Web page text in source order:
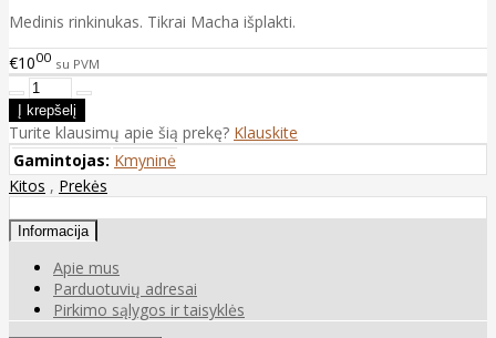
Medinis rinkinukas. Tikrai Macha išplakti.
€1000 su PVM
Turite klausimų apie šią prekę? Klauskite
Gamintojas: Kmyninė
Kitos , Prekės
Informacija
Apie mus
Parduotuvių adresai
Pirkimo sąlygos ir taisyklės